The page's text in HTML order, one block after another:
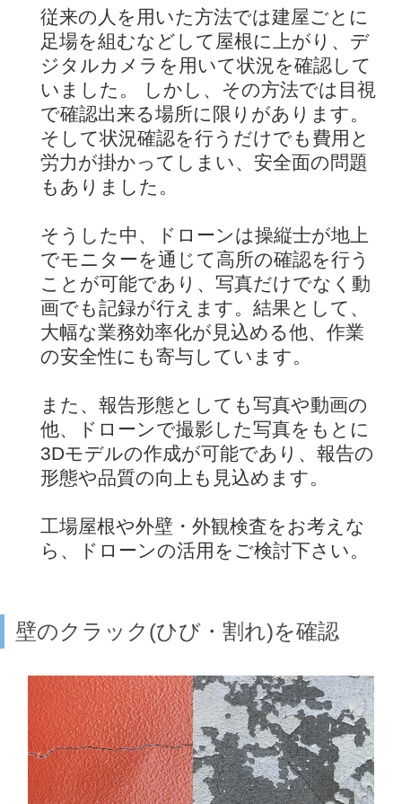
従来の人を用いた方法では建屋ごとに
足場を組むなどして屋根に上がり、デ
ジタルカメラを用いて状況を確認して
いました。 しかし、その方法では目視
で確認出来る場所に限りがあります。
そして状況確認を行うだけでも費用と
労力が掛かってしまい、安全面の問題
もありました。
そうした中、ドローンは操縦士が地上
でモニターを通じて高所の確認を行う
ことが可能であり、写真だけでなく動
画でも記録が行えます。結果として、
大幅な業務効率化が見込める他、作業
の安全性にも寄与しています。
また、報告形態としても写真や動画の
他、ドローンで撮影した写真をもとに
3Dモデルの作成が可能であり、報告の
形態や品質の向上も見込めます。
工場屋根や外壁・外観検査をお考えな
ら、ドローンの活用をご検討下さい。
壁のクラック(ひび・割れ)を確認